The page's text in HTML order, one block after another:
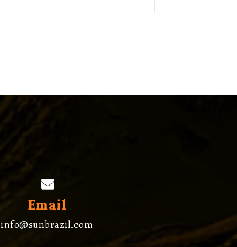
Email
info@sunbrazil.com